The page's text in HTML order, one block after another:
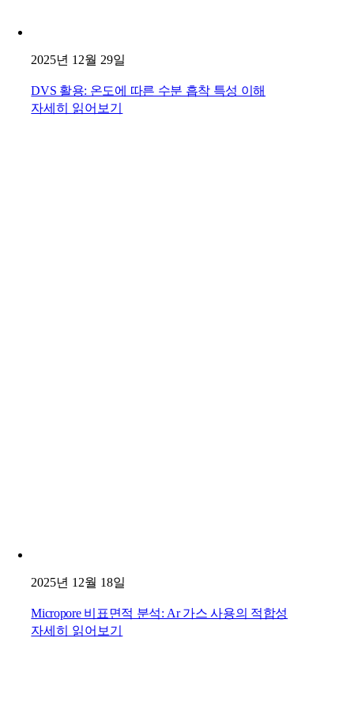
2025년 12월 29일
DVS 활용: 온도에 따른 수분 흡착 특성 이해
자세히 읽어보기
2025년 12월 18일
Micropore 비표면적 분석: Ar 가스 사용의 적합성
자세히 읽어보기